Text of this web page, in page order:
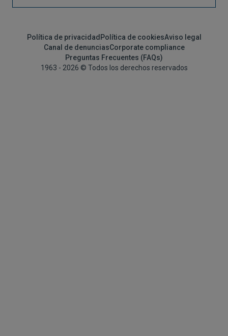
Política de privacidad Política de cookiesAviso legal
Canal de denunciasCorporate compliance
Preguntas Frecuentes (FAQs)
1963 - 2026 © Todos los derechos reservados